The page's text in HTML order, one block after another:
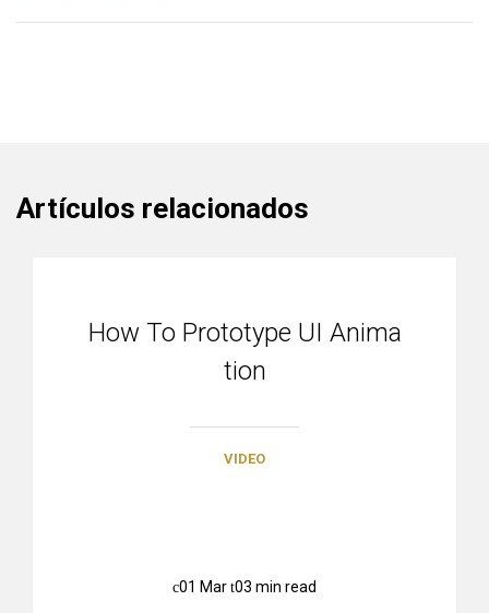
Artículos relacionados
How To Prototype UI Anima
tion
VIDEO
01 Mar 03 min read